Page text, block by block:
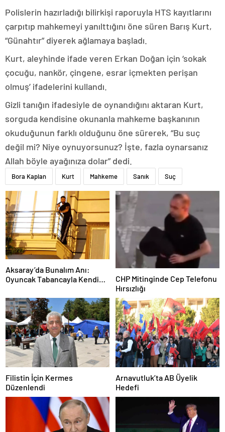
Polislerin hazırladığı bilirkişi raporuyla HTS kayıtlarını
çarpıtıp mahkemeyi yanılttığını öne süren Barış Kurt,
“Günahtır” diyerek ağlamaya başladı.
Kurt, aleyhinde ifade veren Erkan Doğan için ‘sokak
çocuğu, nankör, çingene, esrar içmekten perişan
olmuş’ ifadelerini kullandı.
Gizli tanığın ifadesiyle de oynandığını aktaran Kurt,
sorguda kendisine okunanla mahkeme başkanının
okuduğunun farklı olduğunu öne sürerek, “Bu suç
değil mi? Niye oynuyorsunuz? İşte, fazla oynarsanız
Allah böyle ayağınıza dolar” dedi.
Bora Kaplan Kurt Mahkeme Sanık Suç
Aksaray’da Bunalım Anı:
Oyuncak Tabancayla Kendine
CHP Mitinginde Cep Telefonu
Hırsızlığı
Filistin İçin Kermes
Düzenlendi
Arnavutluk’ta AB Üyelik
Hedefi